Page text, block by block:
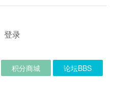
登录
积分商城 论坛BBS